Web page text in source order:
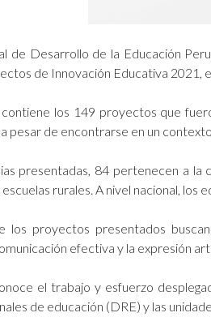
de Desarrollo de la Educación
de Innovación Educativa 2021,
los 149 proyectos que
pesar de encontrarse en un
presentadas, 84 pertenecen a la
rurales. A nivel nacional,
los proyectos presentados
efectiva y la expresión
el trabajo y esfuerzo
de educación (DRE) y las